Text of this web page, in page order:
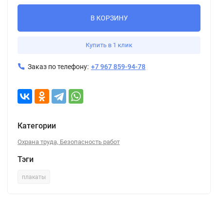
В КОРЗИНУ
Купить в 1 клик
Заказ по телефону: +7 967 859-94-78
Категории
Охрана труда, Безопасность работ
Тэги
плакаты